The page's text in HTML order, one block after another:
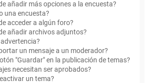
añadir más opciones a la encuesta?
una encuesta?
acceder a algún foro?
añadir archivos adjuntos?
un mensaje a un moderador?
"Guardar" en la publicación de temas?
necesitan ser aprobados?
un tema?